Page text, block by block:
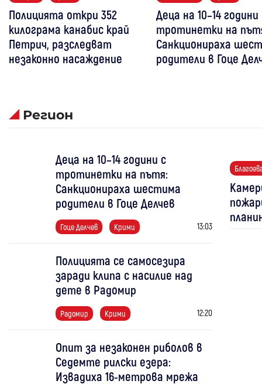
Полицията откри 352
килограма канабис край
Петрич, разследват
незаконно насаждение
Деца на 10–14 години
тротинетки на
Санкционираха
родители в Гоце
Регион
Деца на 10–14 години с
тротинетки на пътя:
Санкционираха шестима
родители в Гоце Делчев
Гоце Делчев Крими 13:03
Полицията се самосезира
заради клипа с насилие над
дете в Радомир
Радомир Крими 12:20
Опит за незаконен риболов в
Седемте рилски езера:
Извадиха 16-метрова мрежа